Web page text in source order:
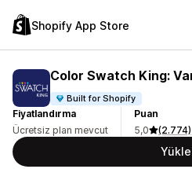
Shopify App Store
Color Swatch King:
Built for Shopify
Fiyatlandırma
Ücretsiz plan mevcut
Puan
5,0
(2.774)
Yükle